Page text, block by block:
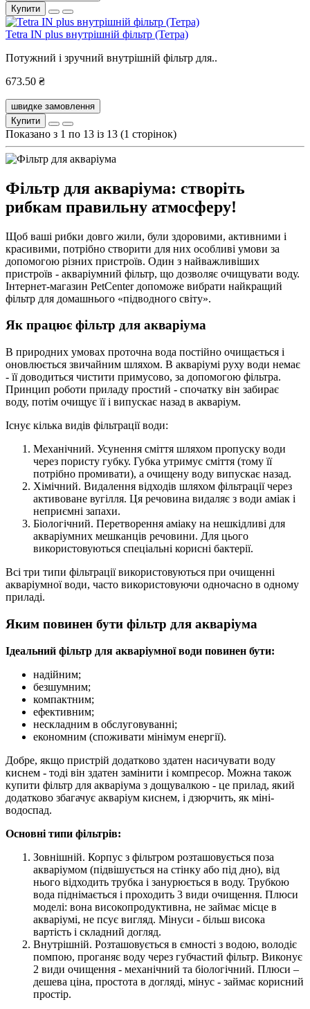
Купити
Tetra IN plus внутрішній фільтр (Тетра)
Потужний і зручний внутрішній фільтр для..
673.50 ₴
швидке замовлення
Купити
Показано з 1 по 13 із 13 (1 сторінок)
Фільтр для акваріума: створіть
рибкам правильну атмосферу!
Щоб ваші рибки довго жили, були здоровими, активними і
красивими, потрібно створити для них особливі умови за
допомогою різних пристроїв. Один з найважливіших
пристроїв - акваріумний фільтр, що дозволяє очищувати воду.
Інтернет-магазин PetCenter допоможе вибрати найкращий
фільтр для домашнього «підводного світу».
Як працює фільтр для акваріума
В природних умовах проточна вода постійно очищається і
оновлюється звичайним шляхом. В акваріумі руху води немає
- її доводиться чистити примусово, за допомогою фільтра.
Принцип роботи приладу простий - спочатку він забирає
воду, потім очищує її і випускає назад в акваріум.
Існує кілька видів фільтрації води:
Механічний. Усунення сміття шляхом пропуску води
через пористу губку. Губка утримує сміття (тому її
потрібно промивати), а очищену воду випускає назад.
Хімічний. Видалення відходів шляхом фільтрації через
активоване вугілля. Ця речовина видаляє з води аміак і
неприємні запахи.
Біологічний. Перетворення аміаку на нешкідливі для
акваріумних мешканців речовини. Для цього
використовуються спеціальні корисні бактерії.
Всі три типи фільтрації використовуються при очищенні
акваріумної води, часто використовуючи одночасно в одному
приладі.
Яким повинен бути фільтр для акваріума
Ідеальний фільтр для акваріумної води повинен бути:
надійним;
безшумним;
компактним;
ефективним;
нескладним в обслуговуванні;
економним (споживати мінімум енергії).
Добре, якщо пристрій додатково здатен насичувати воду
киснем - тоді він здатен замінити і компресор. Можна також
купити фільтр для акваріума з дощувалкою - це прилад, який
додатково збагачує акваріум киснем, і дзюрчить, як міні-
водоспад.
Основні типи фільтрів:
Зовнішній. Корпус з фільтром розташовується поза
акваріумом (підвішується на стінку або під дно), від
нього відходить трубка і занурюється в воду. Трубкою
вода піднімається і проходить 3 види очищення. Плюси
моделі: вона високопродуктивна, не займає місце в
акваріумі, не псує вигляд. Мінуси - більш висока
вартість і складний догляд.
Внутрішній. Розташовується в ємності з водою, володіє
помпою, проганяє воду через губчастий фільтр. Виконує
2 види очищення - механічний та біологічний. Плюси –
дешева ціна, простота в догляді, мінус - займає корисний
простір.